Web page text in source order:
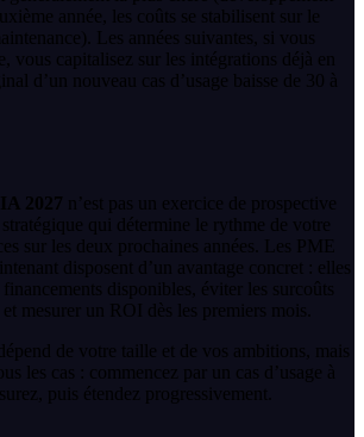
année, les coûts se stabilisent sur le
Les années suivantes, si vous
vous capitalisez sur les intégrations déjà en
d’un nouveau cas d’usage baisse de 30 à
2027 n’est pas un exercice de prospective
qui détermine le rythme de votre
sur les deux prochaines années. Les PME
disposent d’un avantage concret : elles
disponibles, éviter les surcoûts
mesurer un ROI dès les premiers mois.
de votre taille et de vos ambitions, mais
les cas : commencez par un cas d’usage à
puis étendez progressivement.